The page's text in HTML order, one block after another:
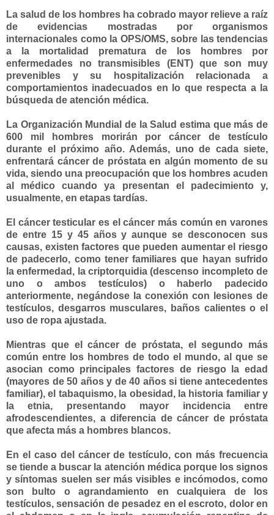
La salud de los hombres ha cobrado mayor relieve a raíz
de evidencias mostradas por organismos
internacionales como la OPS/OMS, sobre las tendencias
a la mortalidad prematura de los hombres por
enfermedades no transmisibles (ENT) que son muy
prevenibles y su hospitalización relacionada a
comportamientos inadecuados en lo que respecta a la
búsqueda de atención médica.
La Organización Mundial de la Salud estima que más de
600 mil hombres morirán por cáncer de testículo
durante el próximo año. Además, uno de cada siete,
enfrentará cáncer de próstata en algún momento de su
vida, siendo una preocupación que los hombres acuden
al médico cuando ya presentan el padecimiento y,
usualmente, en etapas tardías.
El cáncer testicular es el cáncer más común en varones
de entre 15 y 45 años y aunque se desconocen sus
causas, existen factores que pueden aumentar el riesgo
de padecerlo, como tener familiares que hayan sufrido
la enfermedad, la criptorquidia (descenso incompleto de
uno o ambos testículos) o haberlo padecido
anteriormente, negándose la conexión con lesiones de
testículos, desgarros musculares, baños calientes o el
uso de ropa ajustada.
Mientras que el cáncer de próstata, el segundo más
común entre los hombres de todo el mundo, al que se
asocian como principales factores de riesgo la edad
(mayores de 50 años y de 40 años si tiene antecedentes
familiar), el tabaquismo, la obesidad, la historia familiar y
la etnia, presentando mayor incidencia entre
afrodescendientes, a diferencia de cáncer de próstata
que afecta más a hombres blancos.
En el caso del cáncer de testículo, con más frecuencia
se tiende a buscar la atención médica porque los signos
y síntomas suelen ser más visibles e incómodos, como
son bulto o agrandamiento en cualquiera de los
testículos, sensación de pesadez en el escroto, dolor en